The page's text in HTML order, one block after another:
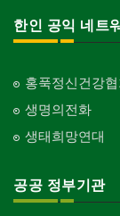
한인 공익 네트
홍푹정신건강협
생명의전화
생태희망연대
공공 정부기관